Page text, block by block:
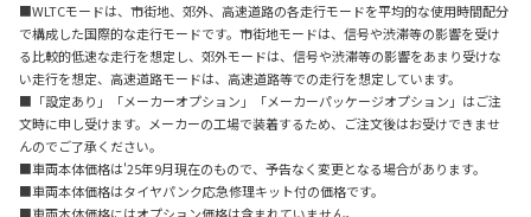
■WLTCモードは、市街地、郊外、高速道路の各走行モードを平均的な使用時間配分
で構成した国際的な走行モードです。市街地モードは、信号や渋滞等の影響を受け
る比較的低速な走行を想定し、郊外モードは、信号や渋滞等の影響をあまり受けな
い走行を想定、高速道路モードは、高速道路等での走行を想定しています。
■「設定あり」「メーカーオプション」「メーカーパッケージオプション」はご注
文時に申し受けます。メーカーの工場で装着するため、ご注文後はお受けできませ
んのでご了承ください。
■車両本体価格は'25年9月現在のもので、予告なく変更となる場合があります。
■車両本体価格はタイヤパンク応急修理キット付の価格です。